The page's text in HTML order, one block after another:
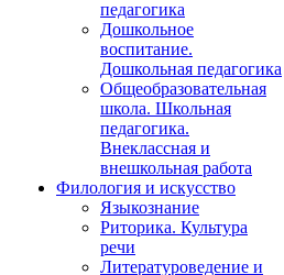
педагогика
Дошкольное
воспитание.
Дошкольная педагогика
Общеобразовательная
школа. Школьная
педагогика.
Внеклассная и
внешкольная работа
Филология и искусство
Языкознание
Риторика. Культура
речи
Литературоведение и